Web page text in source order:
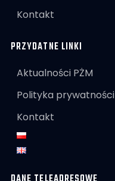
Kontakt
PRZYDATNE LINKI
Aktualności PŻM
Polityka prywatności
Kontakt